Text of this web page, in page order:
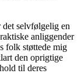
det selvfølgelig en
anliggender
folk støttede mig
den oprigtige
til deres